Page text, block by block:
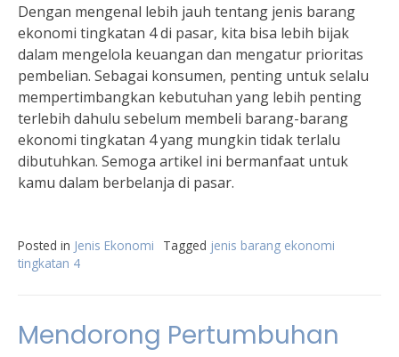
Dengan mengenal lebih jauh tentang jenis barang
ekonomi tingkatan 4 di pasar, kita bisa lebih bijak
dalam mengelola keuangan dan mengatur prioritas
pembelian. Sebagai konsumen, penting untuk selalu
mempertimbangkan kebutuhan yang lebih penting
terlebih dahulu sebelum membeli barang-barang
ekonomi tingkatan 4 yang mungkin tidak terlalu
dibutuhkan. Semoga artikel ini bermanfaat untuk
kamu dalam berbelanja di pasar.
Posted in Jenis Ekonomi Tagged jenis barang ekonomi
tingkatan 4
Mendorong Pertumbuhan